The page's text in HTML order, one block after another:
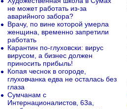
не может работать из-за
аварийного забора?
Врачу, по вине которой умерла
женщина, временно запретили
работать
Карантин по-глуховски: вирус
вирусом, а бизнес должен
приносить прибыль!
Копая чеснок в огороде,
глуховчанка едва не осталась без
глаза
Сумчанам с
Интернационалистов, 63а,